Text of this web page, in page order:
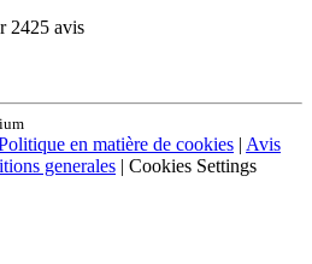
2425 avis
en matière de cookies Avis
generales Cookies Settings